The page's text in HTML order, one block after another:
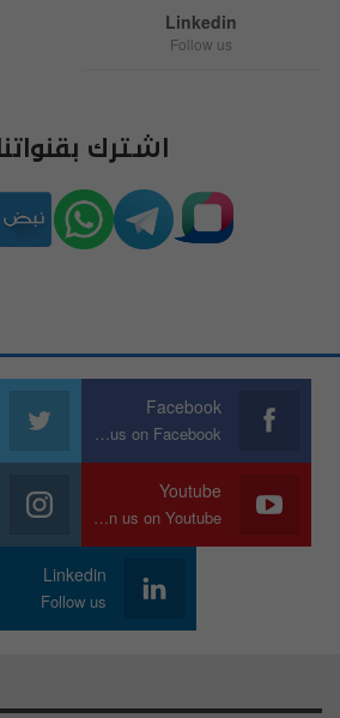
Linkedin
Follow us
اشترك بقنواتنا
Facebook
Join us on Facebook
Youtube
Join us on Youtube
Linkedin
Follow us